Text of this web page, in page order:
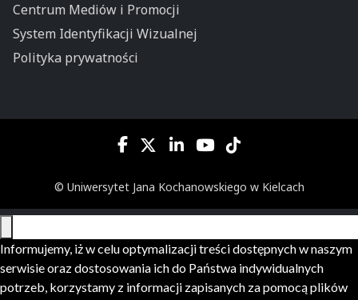
Centrum Mediów i Promocji
System Identyfikacji Wizualnej
Polityka prywatności
© Uniwersytet Jana Kochanowskiego w Kielcach
Informujemy, iż w celu optymalizacji treści dostępnych w naszym
serwisie oraz dostosowania ich do Państwa indywidualnych
potrzeb, korzystamy z informacji zapisanych za pomocą plików